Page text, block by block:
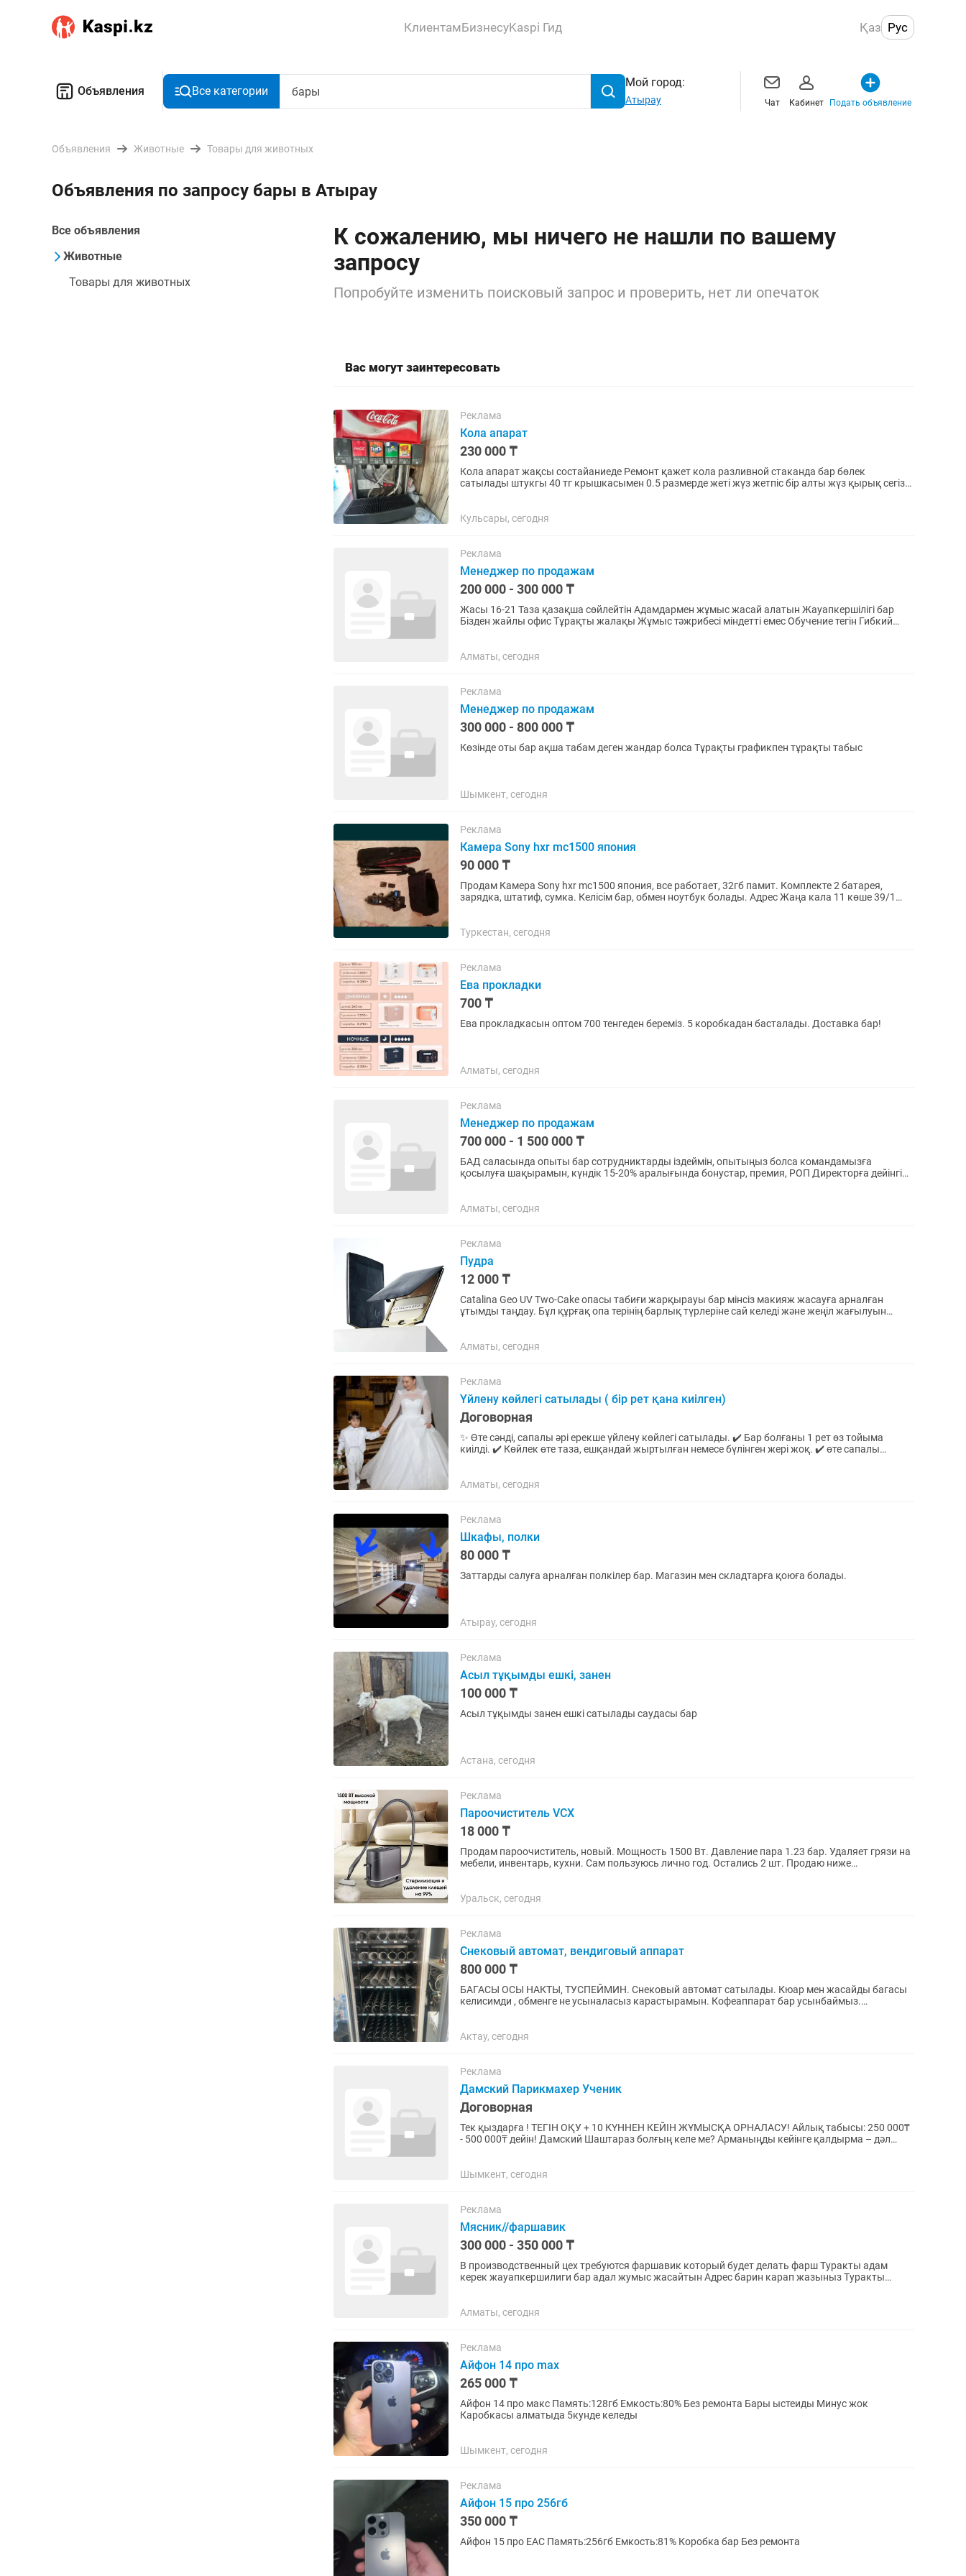
КлиентамБизнесуKaspi Гид Қаз Рус
Объявления Все категории
Мой город:
Атырау Чат Кабинет Подать объявление
Объявления Животные Товары для животных
Объявления по запросу бары в Атырау
Все объявления
Животные
Товары для животных
К сожалению, мы ничего не нашли по вашему
запросу
Попробуйте изменить поисковый запрос и проверить, нет ли опечаток
Вас могут заинтересовать
Реклама
Кола апарат
230 000 ₸
Кола апарат жақсы состайаниеде Ремонт қажет кола разливной стаканда бар бөлек
сатылады штукгы 40 тг крышкасымен 0.5 размерде жеті жүз жетпіс бір алты жүз қырық сегіз
Кульсары, сегодня
Реклама
Менеджер по продажам
200 000 - 300 000 ₸
Жасы 16-21 Таза қазақша сөйлейтін Адамдармен жұмыс жасай алатын Жауапкершілігі бар
Бізден жайлы офис Тұрақты жалақы Жұмыс тәжрибесі міндетті емес Обучение тегін Гибкий
Алматы, сегодня
Реклама
Менеджер по продажам
300 000 - 800 000 ₸
Көзінде оты бар ақша табам деген жандар болса Тұрақты графикпен тұрақты табыс
Шымкент, сегодня
Реклама
Камера Sony hxr mc1500 япония
90 000 ₸
Продам Камера Sony hxr mc1500 япония, все работает, 32гб памит. Комплекте 2 батарея,
зарядка, штатиф, сумка. Келісім бар, обмен ноутбук болады. Адрес Жаңа кала 11 көше 39/1
Туркестан, сегодня
Реклама
Ева прокладки
700 ₸
Ева прокладкасын оптом 700 тенгеден береміз. 5 коробкадан басталады. Доставка бар!
Алматы, сегодня
Реклама
Менеджер по продажам
700 000 - 1 500 000 ₸
БАД саласында опыты бар сотрудниктарды іздеймін, опытыңыз болса командамызға
қосылуға шақырамын, күндік 15-20% аралығында бонустар, премия, РОП Директорға дейінгі
Алматы, сегодня
Реклама
Пудра
12 000 ₸
Catalina Geo UV Two-Cake опасы табиғи жарқырауы бар мінсіз макияж жасауға арналған
ұтымды таңдау. Бұл құрғақ опа терінің барлық түрлеріне сай келеді және жеңіл жағылуын
Алматы, сегодня
Реклама
Үйлену көйлегі сатылады ( бір рет қана киілген)
Договорная
✨ Өте сәнді, сапалы әрі ерекше үйлену көйлегі сатылады. ✔️ Бар болғаны 1 рет өз тойыма
киілді. ✔️ Көйлек өте таза, ешқандай жыртылған немесе бүлінген жері жоқ. ✔️ өте сапалы
Алматы, сегодня
Реклама
Шкафы, полки
80 000 ₸
Заттарды салуға арналған полкілер бар. Магазин мен складтарға қоюға болады.
Атырау, сегодня
Реклама
Асыл тұқымды ешкі, занен
100 000 ₸
Асыл тұқымды занен ешкі сатылады саудасы бар
Астана, сегодня
Реклама
Пароочиститель VCX
18 000 ₸
Продам пароочиститель, новый. Мощность 1500 Вт. Давление пара 1.23 бар. Удаляет грязи на
мебели, инвентарь, кухни. Сам пользуюсь лично год. Остались 2 шт. Продаю ниже
Уральск, сегодня
Реклама
Снековый автомат, вендиговый аппарат
800 000 ₸
БАГАСЫ ОСЫ НАКТЫ, ТУСПЕЙМИН. Снековый автомат сатылады. Кюар мен жасайды багасы
келисимди , обменге не усыналасыз карастырамын. Кофеаппарат бар усынбаймыз.
Актау, сегодня
Реклама
Дамский Парикмахер Ученик
Договорная
Тек қыздарға ! ТЕГІН ОҚУ + 10 КҮННЕН КЕЙІН ЖҰМЫСҚА ОРНАЛАСУ! Айлық табысы: 250 000₸
- 500 000₸ дейін! Дамский Шаштараз болғың келе ме? Арманыңды кейінге қалдырма – дәл
Шымкент, сегодня
Реклама
Мясник//фаршавик
300 000 - 350 000 ₸
В производственный цех требуются фаршавик который будет делать фарш Туракты адам
керек жауапкершилиги бар адал жумыс жасайтын Адрес барин карап жазыныз Туракты
Алматы, сегодня
Реклама
Айфон 14 про max
265 000 ₸
Айфон 14 про макс Память:128гб Емкость:80% Без ремонта Бары ыстеиды Минус жок
Каробкасы алматыда 5кунде келеды
Шымкент, сегодня
Реклама
Айфон 15 про 256гб
350 000 ₸
Айфон 15 про ЕАС Память:256гб Емкость:81% Коробка бар Без ремонта